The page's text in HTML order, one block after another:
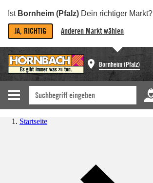
Ist Bornheim (Pfalz) Dein richtiger Markt?
JA, RICHTIG Anderen Markt wählen
Bornheim (Pfalz)
Startseite